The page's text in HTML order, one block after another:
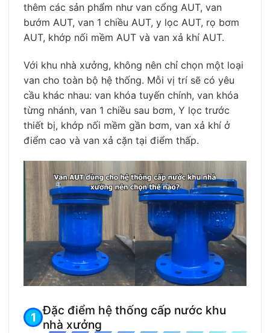
thêm các sản phẩm như van cổng AUT, van
bướm AUT, van 1 chiều AUT, y lọc AUT, rọ bơm
AUT, khớp nối mềm AUT và van xả khí AUT.
Với khu nhà xưởng, không nên chỉ chọn một loại
van cho toàn bộ hệ thống. Mỗi vị trí sẽ có yêu
cầu khác nhau: van khóa tuyến chính, van khóa
từng nhánh, van 1 chiều sau bơm, Y lọc trước
thiết bị, khớp nối mềm gần bơm, van xả khí ở
điểm cao và van xả cặn tại điểm thấp.
Đặc điểm hệ thống cấp nước khu
nhà xưởng